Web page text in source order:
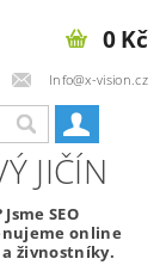
Info@x-vision.cz
0 Kč
JIČÍN
SEO
online
živnostníky.